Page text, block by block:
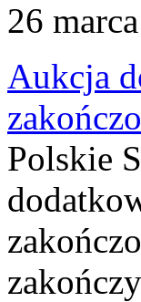
26
Aukcja
Polskie